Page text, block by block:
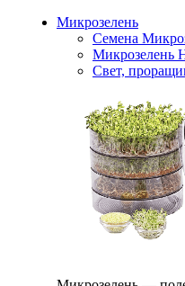
Микрозелень
Семена
Микрозелень
Свет,